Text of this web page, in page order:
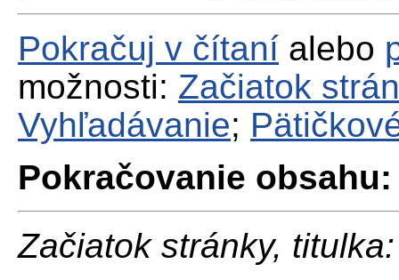
Pokračuj v čítaní alebo
možnosti: Začiatok
Vyhľadávanie;
Pokračovanie obsahu:
Začiatok stránky, titulka: